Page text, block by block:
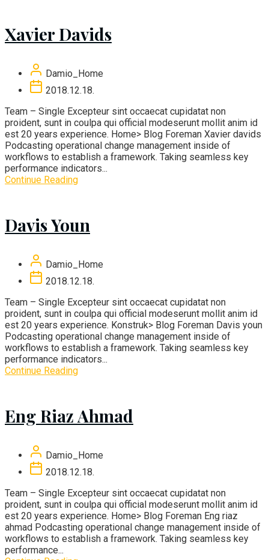
Xavier Davids
Damio_Home
2018.12.18.
Team – Single Excepteur sint occaecat cupidatat non
proident, sunt in coulpa qui official modeserunt mollit anim id
est 20 years experience. Home> Blog Foreman Xavier davids
Podcasting operational change management inside of
workflows to establish a framework. Taking seamless key
performance indicators...
Continue Reading
Davis Youn
Damio_Home
2018.12.18.
Team – Single Excepteur sint occaecat cupidatat non
proident, sunt in coulpa qui official modeserunt mollit anim id
est 20 years experience. Konstruk> Blog Foreman Davis youn
Podcasting operational change management inside of
workflows to establish a framework. Taking seamless key
performance indicators...
Continue Reading
Eng Riaz Ahmad
Damio_Home
2018.12.18.
Team – Single Excepteur sint occaecat cupidatat non
proident, sunt in coulpa qui official modeserunt mollit anim id
est 20 years experience. Home> Blog Foreman Eng riaz
ahmad Podcasting operational change management inside of
workflows to establish a framework. Taking seamless key
performance...